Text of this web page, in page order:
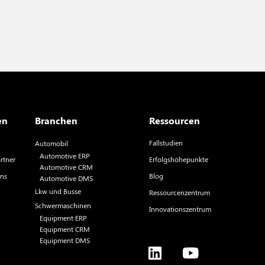
Branchen
Automobil
Automotive ERP
Automotive CRM
Automotive DMS
Lkw und Busse
Schwermaschinen
Equipment ERP
Equipment CRM
Equipment DMS
Ressourcen
Fallstudien
Erfolgshöhepunkte
Blog
Ressourcenzentrum
Innovationszentrum